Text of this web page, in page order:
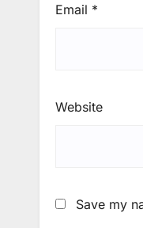
Email *
Website
Save my